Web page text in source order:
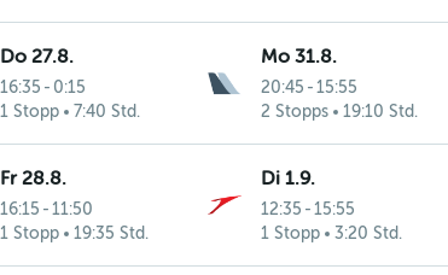
Do 27.8.
16:35 - 0:15
1 Stopp
7:40 Std.
Mo 31.8.
20:45 - 15:55
2 Stopps
19:10 Std.
Fr 28.8.
16:15 - 11:50
1 Stopp
19:35 Std.
Di 1.9.
12:35 - 15:55
1 Stopp
3:20 Std.